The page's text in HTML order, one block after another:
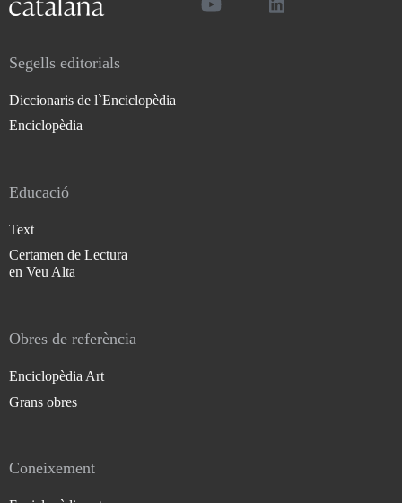
Segells editorials
Diccionaris de l`Enciclopèdia
Enciclopèdia
Educació
Text
Certamen de Lectura
en Veu Alta
Obres de referència
Enciclopèdia Art
Grans obres
Coneixement